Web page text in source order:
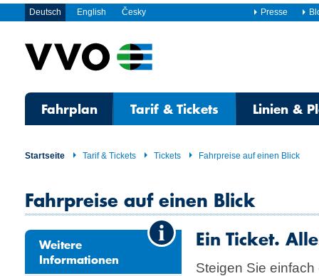
Deutsch English Česky Presse
Fahrplan Tarif & Tickets Linien &
Startseite Tarif & Tickets Tickets Fahrpreise auf einen Blick
Fahrpreise auf einen Blick
Weitere
Informationen
Ein Ticket.
Steigen Sie